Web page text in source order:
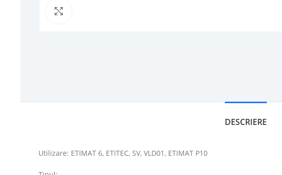
DESCRIERE
Utilizare: ETIMAT 6, ETITEC, SV, VLD01, ETIMAT P10